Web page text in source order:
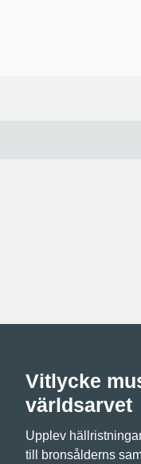
Vitlycke
världsarvet
Upplev
till bronsålderns